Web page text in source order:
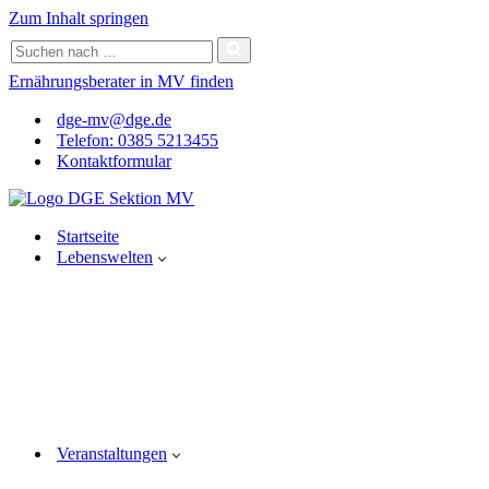
Bitte
beachten
Sie:
Diese
Website
Barrierefreiheitssystem.
Drücken
Sie
Strg-
Zum Inhalt springen
Suchen
nach …
Ernährungsberater in MV finden
dge-mv@dge.de
Telefon: 0385 5213455
Kontaktformular
Startseite
Lebenswelten
Veranstaltungen